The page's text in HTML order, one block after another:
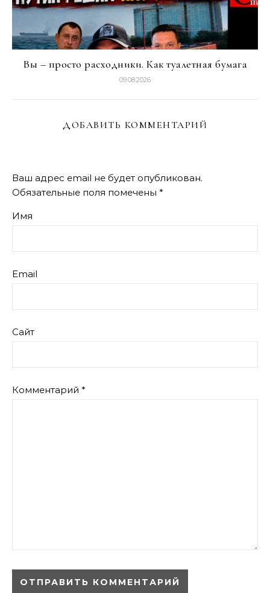
Вы – просто расходники. Как туалетная бумага
09.08.2026
ДОБАВИТЬ КОММЕНТАРИЙ
Ваш адрес email не будет опубликован.
Обязательные поля помечены *
Имя
Email
Сайт
Комментарий *